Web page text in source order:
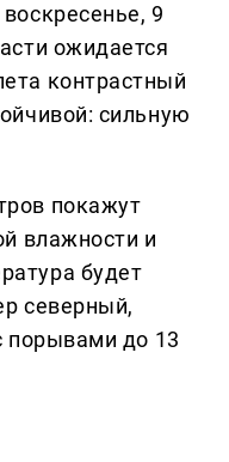
9
ожидается
контрастный
сильную
покажут
влажности и
будет
северный,
порывами до 13